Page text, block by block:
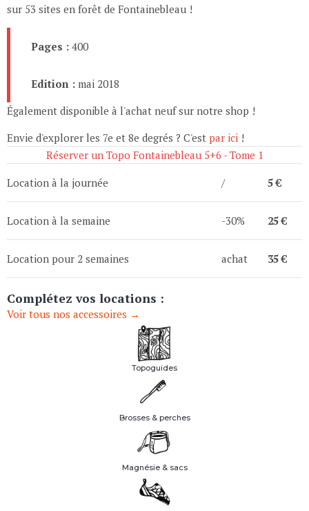
sur 53 sites en forêt de Fontainebleau !
Pages : 400
Edition : mai 2018
Également disponible à l'achat neuf sur notre shop !
Envie d'explorer les 7e et 8e degrés ? C'est par ici !
Réserver un Topo Fontainebleau 5+6 - Tome 1
Location à la journée
/ 5 €
Location à la semaine -30% 25 €
Location pour 2 semaines achat 35 €
Complétez vos locations :
Voir tous nos accessoires →
Topoguides
Brosses & perches
Magnésie & sacs